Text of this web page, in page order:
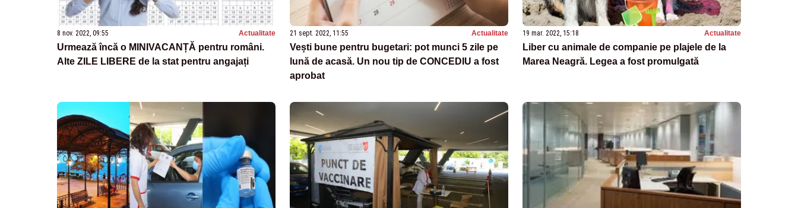
8 nov. 2022, 09:55 Actualitate
Urmează încă o MINIVACANȚĂ pentru români.
Alte ZILE LIBERE de la stat pentru angajați
21 sept. 2022, 11:55 Actualitate
Vești bune pentru bugetari: pot munci 5 zile pe
lună de acasă. Un nou tip de CONCEDIU a fost
aprobat
19 mar. 2022, 15:18 Actualitate
Liber cu animale de companie pe plajele de la
Marea Neagră. Legea a fost promulgată